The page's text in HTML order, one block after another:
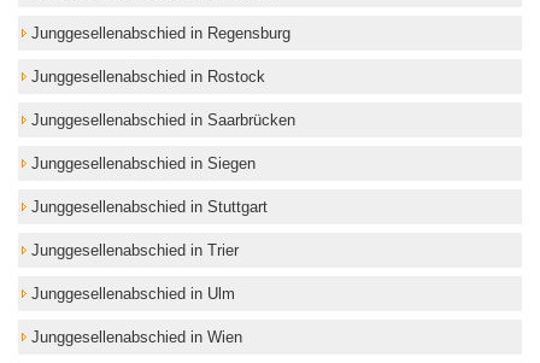
Junggesellenabschied in Regensburg
Junggesellenabschied in Rostock
Junggesellenabschied in Saarbrücken
Junggesellenabschied in Siegen
Junggesellenabschied in Stuttgart
Junggesellenabschied in Trier
Junggesellenabschied in Ulm
Junggesellenabschied in Wien